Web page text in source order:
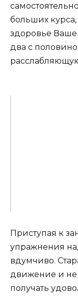
больших
здоровье
два с
Приступая к
упражнения
вдумчиво.
движение и не
получать